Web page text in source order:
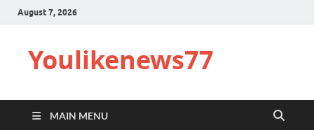
August 7, 2026
Youlikenews77
MAIN MENU